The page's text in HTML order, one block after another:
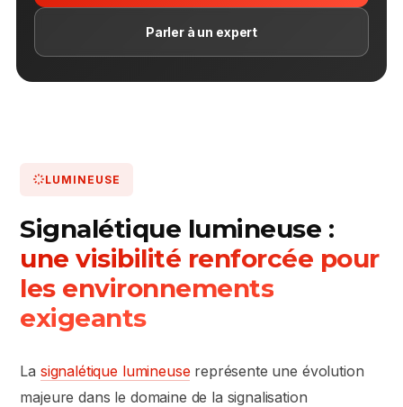
Parler à un expert
LUMINEUSE
Signalétique lumineuse :
une visibilité renforcée pour
les environnements
exigeants
La signalétique lumineusereprésente une évolution
majeure dans le domaine de la signalisation